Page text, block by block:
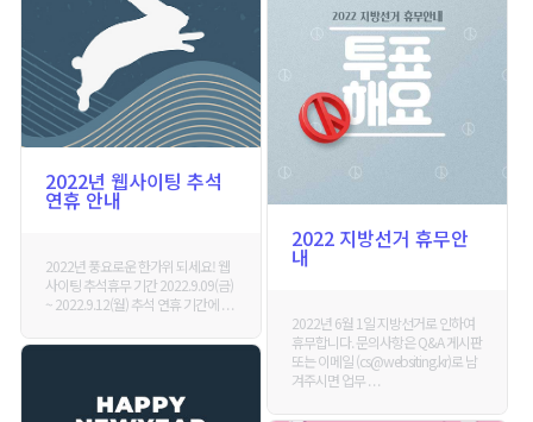
2022년 웹사이팅 추석
연휴 안내
2022년 풍요로운 한가위 되세요! 웹
사이팅 추석휴무 기간 2022.9.09(금)
~ 2022.9.12(월) 추석 연휴 기간에 . . .
2022 지방선거 휴무안
내
2022년 6월 1일 지방선거로 인하여
휴무합니다. 문의사항은 Q&A 게시판
또는 이메일 (cs@websiting.kr)로 남
겨주시면 업무 . . .